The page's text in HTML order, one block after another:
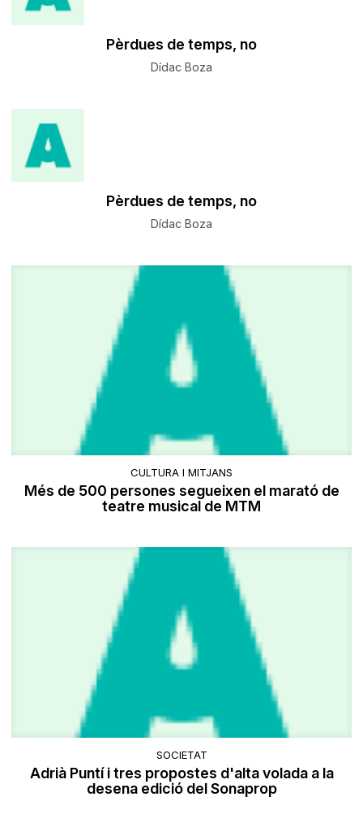
Pèrdues de temps, no
Dídac Boza
Pèrdues de temps, no
Dídac Boza
CULTURA I MITJANS
Més de 500 persones segueixen el marató de
teatre musical de MTM
SOCIETAT
Adrià Puntí i tres propostes d'alta volada a la
desena edició del Sonaprop